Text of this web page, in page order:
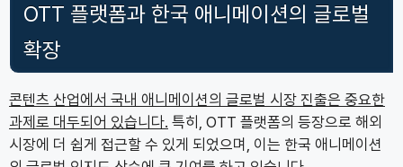
OTT 플랫폼과 한국 애니메이션의 글로벌
확장
콘텐츠 산업에서 국내 애니메이션의 글로벌 시장 진출은 중요한
과제로 대두되어 있습니다. 특히, OTT 플랫폼의 등장으로 해외
시장에 더 쉽게 접근할 수 있게 되었으며, 이는 한국 애니메이션